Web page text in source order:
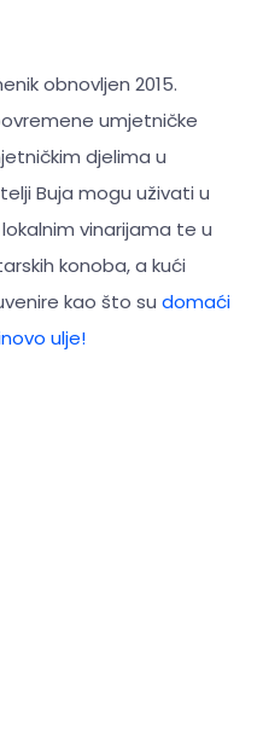
obnovljen 2015.
umjetničke
djelima u
Buja mogu uživati u
vinarijama te u
konoba, a kući
kao što su domaći
ulje!